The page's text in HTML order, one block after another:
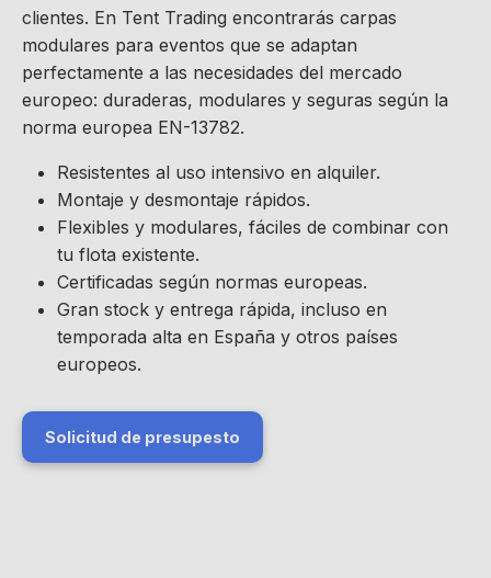
clientes. En Tent Trading encontrarás carpas
modulares para eventos que se adaptan
perfectamente a las necesidades del mercado
europeo: duraderas, modulares y seguras según la
norma europea EN-13782.
Resistentes al uso intensivo en alquiler.
Montaje y desmontaje rápidos.
Flexibles y modulares, fáciles de combinar con
tu flota existente.
Certificadas según normas europeas.
Gran stock y entrega rápida, incluso en
temporada alta en España y otros países
europeos.
Solicitud de presupesto